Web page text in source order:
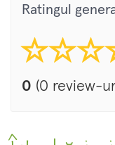
Ratingul
0 (0 review-